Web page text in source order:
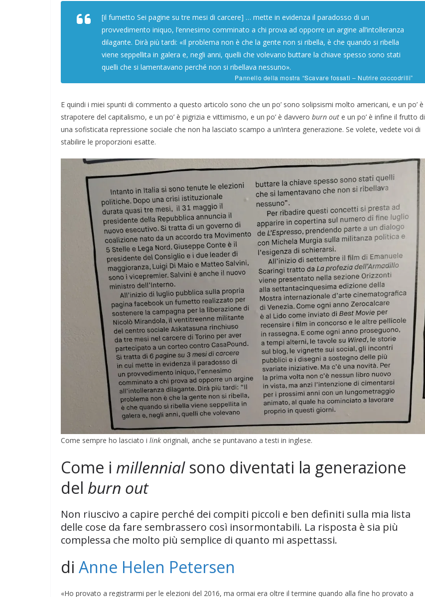
[il fumetto Sei pagine su tre mesi di carcere] … mette in evidenza il paradosso di un
provvedimento iniquo, l’ennesimo comminato a chi prova ad opporre un argine all’intolleranza
dilagante. Dirà più tardi: «Il problema non è che la gente non si ribella, è che quando si ribella
viene seppellita in galera e, negli anni, quelli che volevano buttare la chiave spesso sono stati
quelli che si lamentavano perché non si ribellava nessuno».
Pannello della mostra “Scavare fossati – Nutrire coccodrilli”
E quindi i miei spunti di commento a questo articolo sono che un po’ sono solipsismi molto americani, e un po’ è
strapotere del capitalismo, e un po’ è pigrizia e vittimismo, e un po’ è davvero burn out e un po’ è infine il frutto di
una sofisticata repressione sociale che non ha lasciato scampo a un’intera generazione. Se volete, vedete voi di
stabilire le proporzioni esatte.
Come sempre ho lasciato i link originali, anche se puntavano a testi in inglese.
Come i millennial sono diventati la generazione
del burn out
Non riuscivo a capire perché dei compiti piccoli e ben definiti sulla mia lista
delle cose da fare sembrassero così insormontabili. La risposta è sia più
complessa che molto più semplice di quanto mi aspettassi.
di Anne Helen Petersen
«Ho provato a registrarmi per le elezioni del 2016, ma ormai era oltre il termine quando alla fine ho provato a